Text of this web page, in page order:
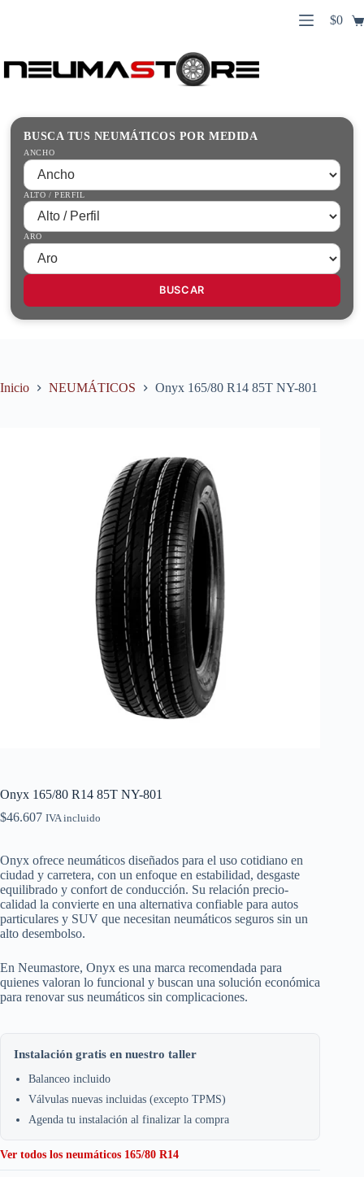
productosInicio
Guías Prácticas
Tienda
Carro
$0
BUSCA TUS NEUMÁTICOS POR MEDIDA
ANCHO
ALTO / PERFIL
ARO
BUSCAR
Inicio NEUMÁTICOS Onyx 165/80 R14 85T NY-801
Onyx 165/80 R14 85T NY-801
$46.607 IVA incluido
Onyx ofrece neumáticos diseñados para el uso cotidiano en
ciudad y carretera, con un enfoque en estabilidad, desgaste
equilibrado y confort de conducción. Su relación precio-
calidad la convierte en una alternativa confiable para autos
particulares y SUV que necesitan neumáticos seguros sin un
alto desembolso.
En Neumastore, Onyx es una marca recomendada para
quienes valoran lo funcional y buscan una solución económica
para renovar sus neumáticos sin complicaciones.
Instalación gratis en nuestro taller
Balanceo incluido
Válvulas nuevas incluidas (excepto TPMS)
Agenda tu instalación al finalizar la compra
Ver todos los neumáticos 165/80 R14